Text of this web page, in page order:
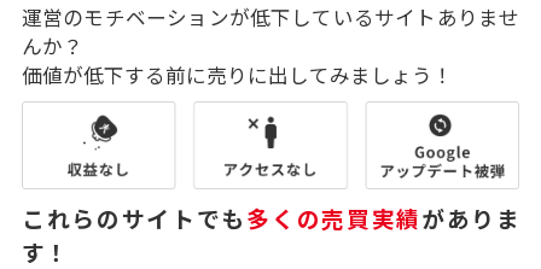
運営のモチベーションが低下しているサイトありませ
んか？
価値が低下する前に売りに出してみましょう！
これらのサイトでも多くの売買実績がありま
す！